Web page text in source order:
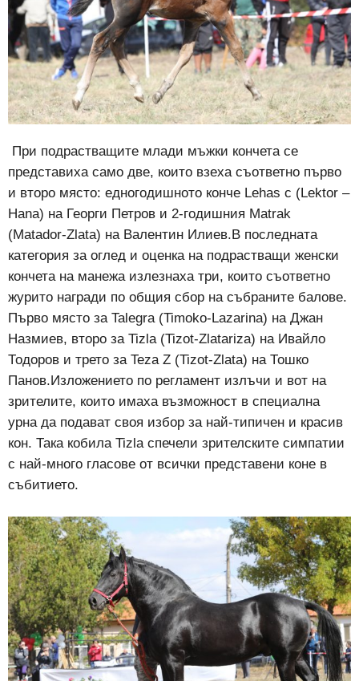
При подрастващите млади мъжки кончета се
представиха само две, които взеха съответно първо
и второ място: едногодишното конче Lehas с (Lektor –
Hana) на Георги Петров и 2-годишния Matrak
(Matador-Zlata) на Валентин Илиев.В последната
категория за оглед и оценка на подрастващи женски
кончета на манежа излезнаха три, които съответно
журито награди по общия сбор на събраните балове.
Първо място за Talegra (Timoko-Lazarina) на Джан
Назмиев, второ за Tizla (Tizot-Zlatariza) на Ивайло
Тодоров и трето за Teza Z (Tizot-Zlata) на Тошко
Панов.Изложението по регламент излъчи и вот на
зрителите, които имаха възможност в специална
урна да подават своя избор за най-типичен и красив
кон. Така кобила Tizla спечели зрителските симпатии
с най-много гласове от всички представени коне в
събитието.